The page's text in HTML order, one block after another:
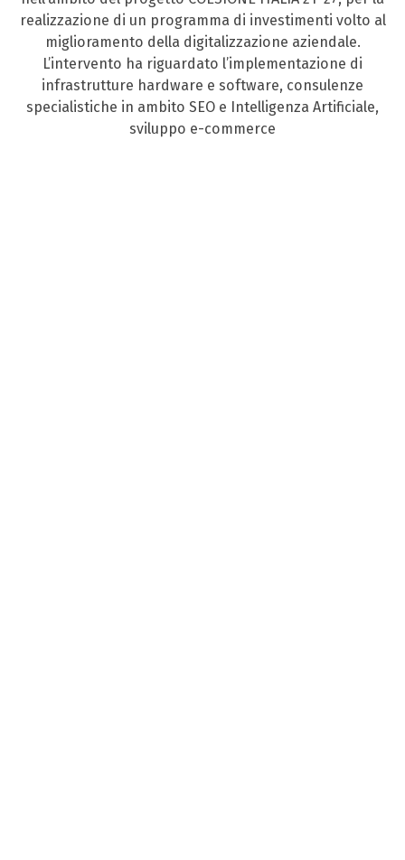
realizzazione di un programma di investimenti volto al
miglioramento della digitalizzazione aziendale.
L’intervento ha riguardato l’implementazione di
infrastrutture hardware e software, consulenze
specialistiche in ambito SEO e Intelligenza Artificiale,
sviluppo e-commerce